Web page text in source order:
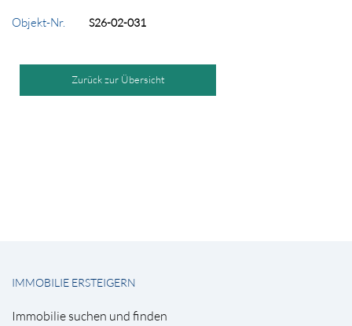
Objekt-Nr. S26-02-031
Zurück zur Übersicht
IMMOBILIE ERSTEIGERN
Immobilie suchen und finden